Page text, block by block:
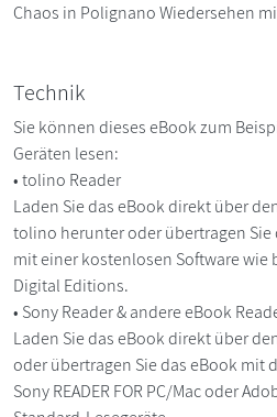
Chaos in Polignano Wiedersehen
Technik
Sie können dieses eBook zum
Geräten lesen:
• tolino Reader
Laden Sie das eBook direkt über
tolino herunter oder übertragen
mit einer kostenlosen Software wie
Digital Editions.
• Sony Reader & andere eBook
Laden Sie das eBook direkt über
oder übertragen Sie das eBook mit
Sony READER FOR PC/Mac oder